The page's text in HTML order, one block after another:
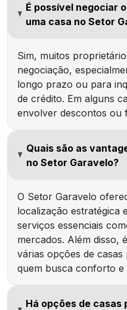
É possível negociar
uma casa no Setor
Sim, muitos
negociação,
longo prazo ou para
de crédito. Em alguns
envolver descontos ou
Quais são as
no Setor Garavelo?
O Setor Garavelo
localização estratégica
serviços essenciais
mercados. Além disso,
várias opções de
quem busca conforto e
Há opções de casas